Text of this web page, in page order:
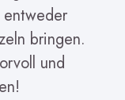
bringen.
und